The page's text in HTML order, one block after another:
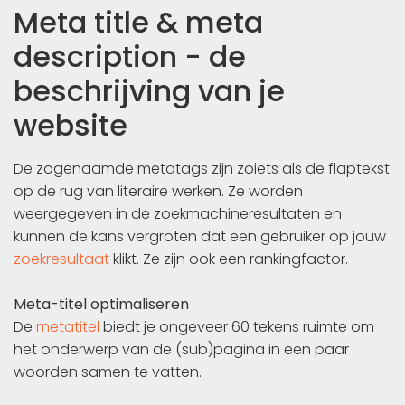
Meta title & meta
description - de
beschrijving van je
website
De zogenaamde metatags zijn zoiets als de flaptekst
op de rug van literaire werken. Ze worden
weergegeven in de zoekmachineresultaten en
kunnen de kans vergroten dat een gebruiker op jouw
zoekresultaatklikt. Ze zijn ook een rankingfactor.
Meta-titel optimaliseren
De metatitel biedt je ongeveer 60 tekens ruimte om
het onderwerp van de (sub)pagina in een paar
woorden samen te vatten.